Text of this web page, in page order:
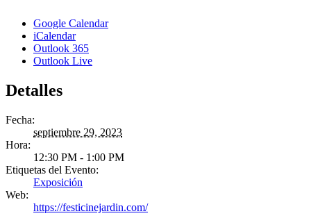
Google Calendar
iCalendar
Outlook 365
Outlook Live
Detalles
Fecha:
septiembre 29, 2023
Hora:
12:30 PM - 1:00 PM
Etiquetas del Evento:
Exposición
Web:
https://festicinejardin.com/